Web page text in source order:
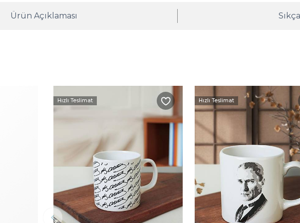
Ürün Açıklaması
Hızlı Teslimat Hızlı Teslimat